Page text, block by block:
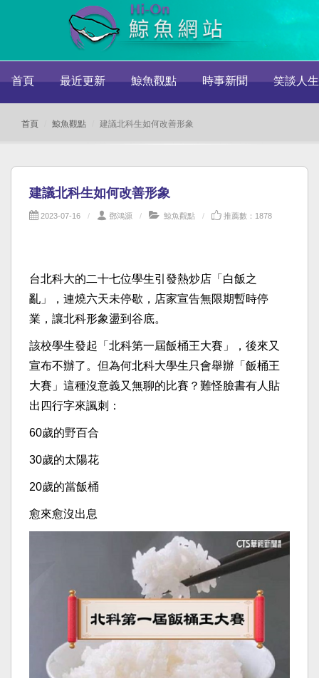
首頁 最近更新 鯨魚觀點 時事新聞 笑談人生
首頁 鯨魚觀點 建議北科生如何改善形象
建議北科生如何改善形象
2023-07-16 鄧鴻源 鯨魚觀點 推薦數：1878
台北科大的二十七位學生引發熱炒店「白飯之
亂」，連燒六天未停歇，店家宣告無限期暫時停
業，讓北科形象盪到谷底。
該校學生發起「北科第一屆飯桶王大賽」，後來又
宣布不辦了。但為何北科大學生只會舉辦「飯桶王
大賽」這種沒意義又無聊的比賽？難怪臉書有人貼
出四行字來諷刺：
60歲的野百合
30歲的太陽花
20歲的當飯桶
愈來愈沒出息